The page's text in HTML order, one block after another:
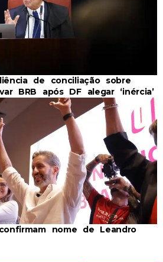
de conciliação sobre
BRB após DF alegar ‘inércia’
nome de Leandro